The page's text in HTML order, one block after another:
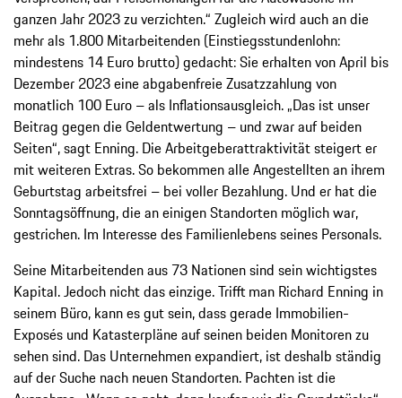
ganzen Jahr 2023 zu verzichten.“ Zugleich wird auch an die
mehr als 1.800 Mitarbeitenden (Einstiegsstundenlohn:
mindestens 14 Euro brutto) gedacht: Sie erhalten von April bis
Dezember 2023 eine abgabenfreie Zusatzzahlung von
monatlich 100 Euro – als Inflationsausgleich. „Das ist unser
Beitrag gegen die Geldentwertung – und zwar auf beiden
Seiten“, sagt Enning. Die Arbeitgeberattraktivität steigert er
mit weiteren Extras. So bekommen alle Angestellten an ihrem
Geburtstag arbeitsfrei – bei voller Bezahlung. Und er hat die
Sonntagsöffnung, die an einigen Standorten möglich war,
gestrichen. Im Interesse des Familienlebens seines Personals.
Seine Mitarbeitenden aus 73 Nationen sind sein wichtigstes
Kapital. Jedoch nicht das einzige. Trifft man Richard Enning in
seinem Büro, kann es gut sein, dass gerade Immobilien-
Exposés und Katasterpläne auf seinen beiden Monitoren zu
sehen sind. Das Unternehmen expandiert, ist deshalb ständig
auf der Suche nach neuen Standorten. Pachten ist die